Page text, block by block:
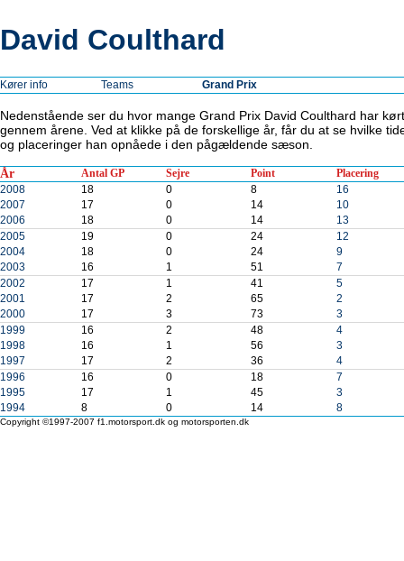
David Coulthard
Kører info Teams Grand Prix
Nedenstående ser du hvor mange Grand Prix David Coulthard har kørt
gennem årene. Ved at klikke på de forskellige år, får du at se hvilke
og placeringer han opnåede i den pågældende sæson.
År Antal GP Sejre Point
Placering
2008
18 0 8
16
2007
17 0 14
10
2006
18 0 14
13
2005
19 0 24
12
2004
18 0 24
9
2003
16 1 51
7
2002
17 1 41
5
2001
17 2 65
2
2000
17 3 73
3
1999
16 2 48
4
1998
16 1 56
3
1997
17 2 36
4
1996
16 0 18
7
1995
17 1 45
3
1994
8 0 14 8
Copyright ©1997-2007 f1.motorsport.dk og motorsporten.dk